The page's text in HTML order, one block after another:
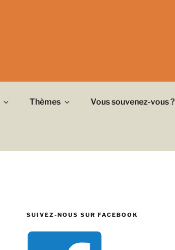
Thèmes Vous souvenez-vous ?
SUIVEZ-NOUS SUR FACEBOOK